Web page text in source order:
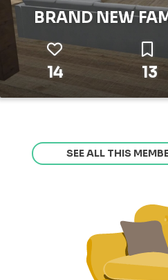
BRAND NEW
14 13
SEE ALL THIS